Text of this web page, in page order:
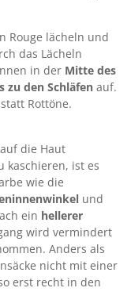
Rouge lächeln und
das Lächeln
in der Mitte des
zu den Schläfen auf.
Rottöne.
auf die Haut
kaschieren, ist es
wie die
und
ein hellerer
wird vermindert
Anders als
nicht mit einer
erst recht in den